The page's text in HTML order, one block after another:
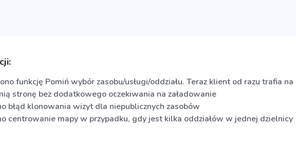
funkcję Pomiń wybór zasobu/usługi/oddziału. Teraz klient od razu trafia na
stronę bez dodatkowego oczekiwania na załadowanie
błąd klonowania wizyt dla niepublicznych zasobów
centrowanie mapy w przypadku, gdy jest kilka oddziałów w jednej dzielnicy